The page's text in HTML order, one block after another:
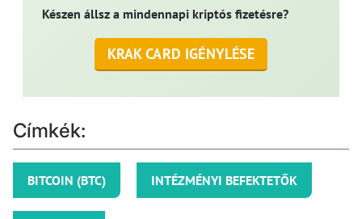
Készen állsz a mindennapi kriptós fizetésre?
KRAK CARD IGÉNYLÉSE
Címkék:
BITCOIN (BTC) INTÉZMÉNYI BEFEKTETŐK